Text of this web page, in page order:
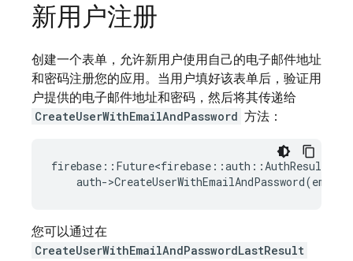
新用户注册
创建一个表单，允许新用户使用自己的电子邮件地址
和密码注册您的应用。当用户填好该表单后，验证用
户提供的电子邮件地址和密码，然后将其传递给
CreateUserWithEmailAndPassword 方法：
firebase :: Future<firebase ::auth ::AuthResult
auth->CreateUserWithEmailAndPassword(email
您可以通过在
CreateUserWithEmailAndPasswordLastResult